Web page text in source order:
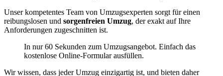
Unser kompetentes Team von Umzugsexperten sorgt für einen
reibungslosen und sorgenfreien Umzug, der exakt auf Ihre
Anforderungen zugeschnitten ist.
In nur 60 Sekunden zum Umzugsangebot. Einfach das
kostenlose Online-Formular ausfüllen.
Wir wissen, dass jeder Umzug einzigartig ist, und bieten daher